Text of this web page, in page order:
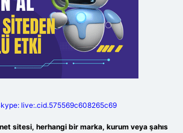
live:.cid.575569c608265c69
sitesi, herhangi bir marka, kurum veya şahıs